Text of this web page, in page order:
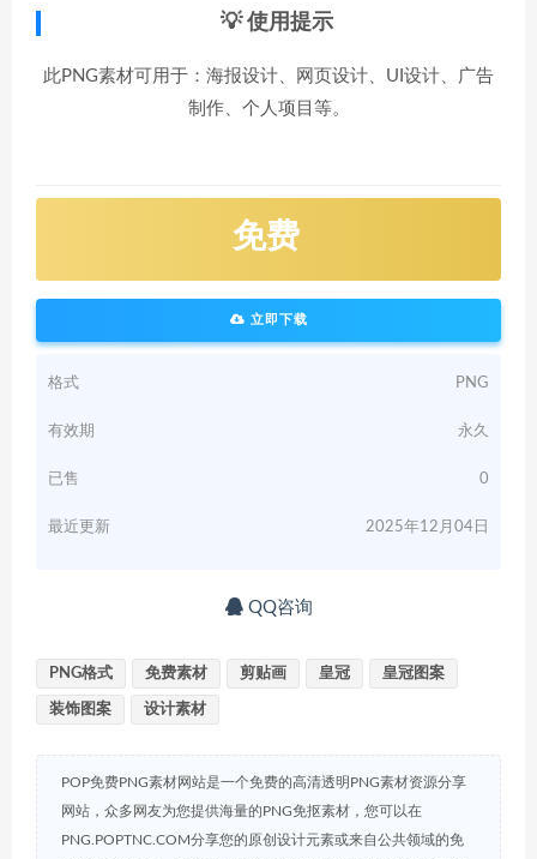
💡 使用提示
此PNG素材可用于：海报设计、网页设计、UI设计、广告
制作、个人项目等。
免费
立即下载
格式 PNG
有效期 永久
已售 0
最近更新 2025年12月04日
QQ咨询
PNG格式 免费素材 剪贴画 皇冠 皇冠图案
装饰图案 设计素材
POP免费PNG素材网站是一个免费的高清透明PNG素材资源分享
网站，众多网友为您提供海量的PNG免抠素材，您可以在
PNG.POPTNC.COM分享您的原创设计元素或来自公共领域的免